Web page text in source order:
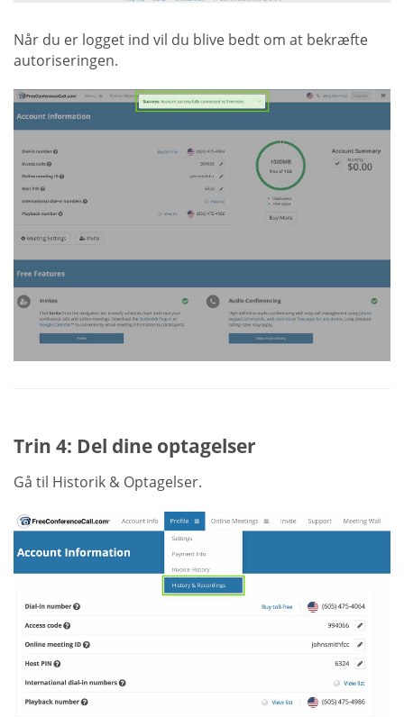
Når du er logget ind vil du blive bedt om at bekræfte
autoriseringen.
Trin 4: Del dine optagelser
Gå til Historik & Optagelser.